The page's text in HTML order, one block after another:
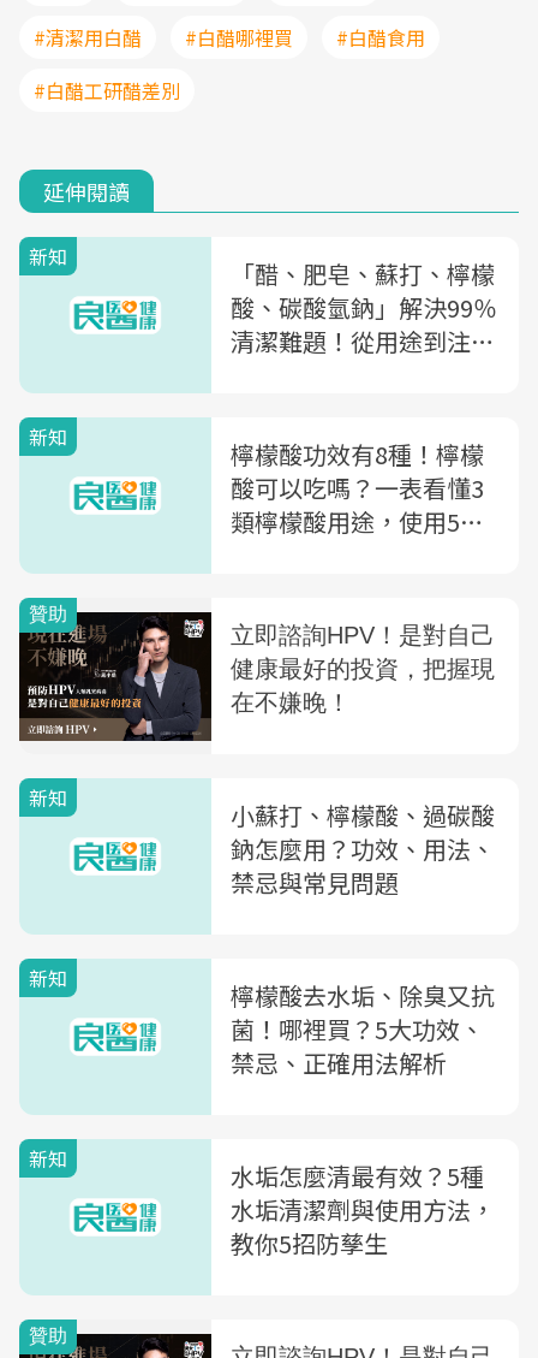
#清潔用白醋
#白醋哪裡買
#白醋食用
#白醋工研醋差別
延伸閱讀
新知
「醋、肥皂、蘇打、檸檬
酸、碳酸氫鈉」解決99％
清潔難題！從用途到注意
新知
檸檬酸功效有8種！檸檬
酸可以吃嗎？一表看懂3
類檸檬酸用途，使用5禁
新知
小蘇打、檸檬酸、過碳酸
鈉怎麼用？功效、用法、
禁忌與常見問題
新知
檸檬酸去水垢、除臭又抗
菌！哪裡買？5大功效、
禁忌、正確用法解析
新知
水垢怎麼清最有效？5種
水垢清潔劑與使用方法，
教你5招防孳生